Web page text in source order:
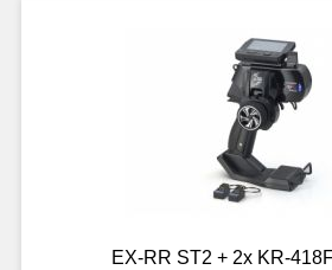
EX-RR ST2 + 2x KR-